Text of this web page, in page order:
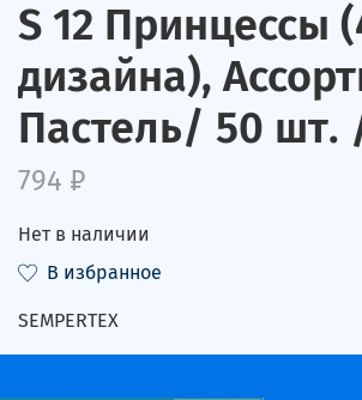
S 12 Принцессы
дизайна),
Пастель/ 50 шт.
794 ₽
Нет в наличии
В избранное
SEMPERTEX